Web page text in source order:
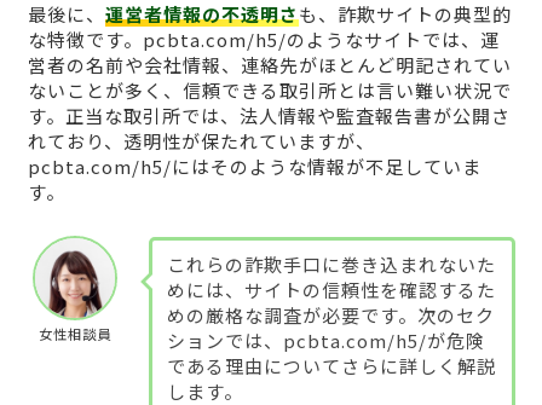
最後に、 運営者情報の不透明さも、詐欺サイトの典型的
な特徴です。pcbta.com/h5/のようなサイトでは、運
営者の名前や会社情報、連絡先がほとんど明記されてい
ないことが多く、信頼できる取引所とは言い難い状況で
す。正当な取引所では、法人情報や監査報告書が公開さ
れており、透明性が保たれていますが、
pcbta.com/h5/にはそのような情報が不足していま
す。
女性相談員
これらの詐欺手口に巻き込まれないた
めには、サイトの信頼性を確認するた
めの厳格な調査が必要です。次のセク
ションでは、pcbta.com/h5/が危険
である理由についてさらに詳しく解説
します。